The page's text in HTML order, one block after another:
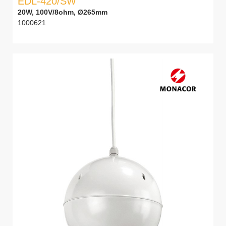
20W, 100V/8ohm, Ø265mm
1000621